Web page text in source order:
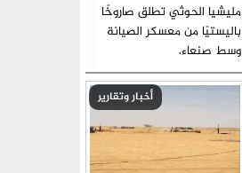
مليشيا الحوثي تطلق صاروخًا
باليستيًا من معسكر الصيانة
وسط صنعاء.
أخبار وتقارير